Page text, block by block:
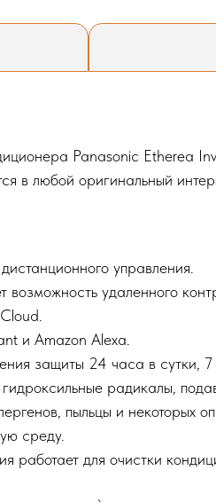
Panasonic Etherea
в любой оригинальный
управления.
возможность удаленного
и Amazon Alexa.
защиты 24 часа в сутки,
радикалы,
пыльцы и некоторых
среду.
работает для очистки